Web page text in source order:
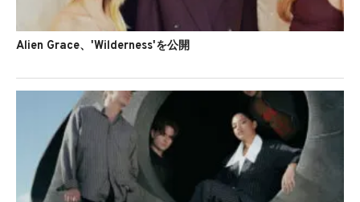
Alien Grace、'Wilderness'を公開